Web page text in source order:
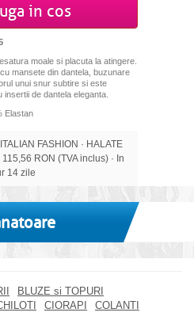
in cos
moale si placuta la atingere.
mansete din dantela, buzunare
unui snur subtire si este
de dantela eleganta.
Elastan
FASHION · HALATE
RON (TVA inclus) · In
14 zile
BLUZE si TOPURI
CIORAPI
COLANTI